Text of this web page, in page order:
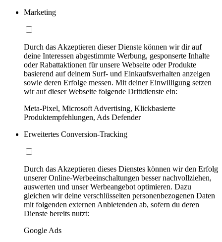
Marketing
Durch das Akzeptieren dieser Dienste können wir dir auf
deine Interessen abgestimmte Werbung, gesponserte Inhalte
oder Rabattaktionen für unsere Webseite oder Produkte
basierend auf deinem Surf- und Einkaufsverhalten anzeigen
sowie deren Erfolge messen. Mit deiner Einwilligung setzen
wir auf dieser Webseite folgende Drittdienste ein:
Meta-Pixel, Microsoft Advertising, Klickbasierte
Produktempfehlungen, Ads Defender
Erweitertes Conversion-Tracking
Durch das Akzeptieren dieses Dienstes können wir den Erfolg
unserer Online-Werbeeinschaltungen besser nachvollziehen,
auswerten und unser Werbeangebot optimieren. Dazu
gleichen wir deine verschlüsselten personenbezogenen Daten
mit folgenden externen Anbietenden ab, sofern du deren
Dienste bereits nutzt:
Google Ads